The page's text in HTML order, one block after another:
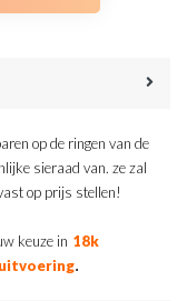
op de ringen van de
sieraad van. ze zal
op prijs stellen!
keuze in 18k
.